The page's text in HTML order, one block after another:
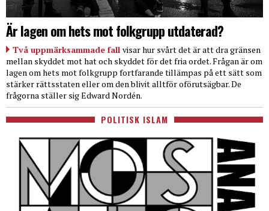
Är lagen om hets mot folkgrupp utdaterad?
Två uppmärksammade fall visar hur svårt det är att dra gränsen
mellan skyddet mot hat och skyddet för det fria ordet. Frågan är om
lagen om hets mot folkgrupp fortfarande tillämpas på ett sätt som
stärker rättsstaten eller om den blivit alltför oförutsägbar. De
frågorna ställer sig Edward Nordén.
POLITISK ISLAM